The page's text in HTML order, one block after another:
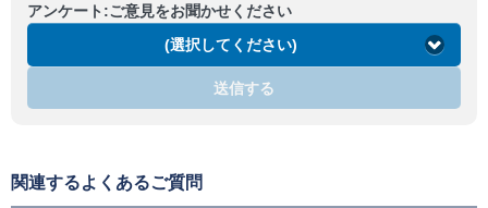
アンケート:ご意見をお聞かせください
(選択してください)
送信する
関連するよくあるご質問